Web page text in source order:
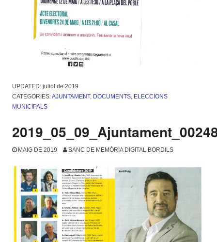
UPDATED: juliol de 2019
CATEGORIES:AJUNTAMENT, DOCUMENTS ELECCIONS
MUNICIPALS
MAIG DE 2019 BANC DE MEMÒRIA DIGITAL BORDILS